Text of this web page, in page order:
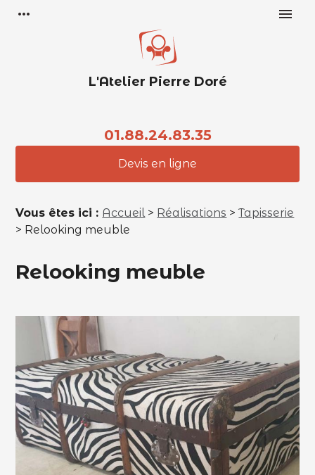
more_horiz menu
L'Atelier Pierre Doré
01.88.24.83.35
Devis en ligne
Vous êtes ici : Accueil> Réalisations >Tapisserie
> Relooking meuble
Relooking meuble